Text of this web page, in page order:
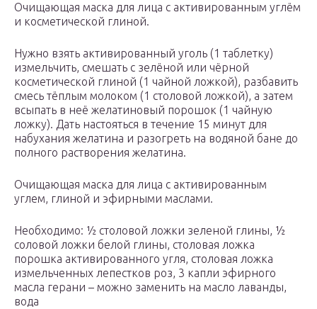
Очищающая маска для лица с активированным углём
и косметической глиной.
Нужно взять активированный уголь (1 таблетку)
измельчить, смешать с зелёной или чёрной
косметической глиной (1 чайной ложкой), разбавить
смесь тёплым молоком (1 столовой ложкой), а затем
всыпать в неё желатиновый порошок (1 чайную
ложку). Дать настояться в течение 15 минут для
набухания желатина и разогреть на водяной бане до
полного растворения желатина.
Очищающая маска для лица с активированным
углем, глиной и эфирными маслами.
Необходимо: ½ столовой ложки зеленой глины, ½
соловой ложки белой глины, столовая ложка
порошка активированного угля, столовая ложка
измельченных лепестков роз, 3 капли эфирного
масла герани – можно заменить на масло лаванды,
вода